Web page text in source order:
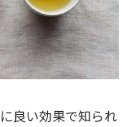
良い効果で知られ